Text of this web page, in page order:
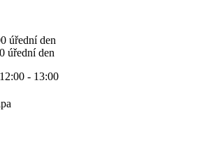
úřední den
úřední den
- 13:00